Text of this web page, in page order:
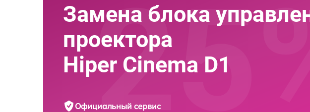
Замена блока
проектора
Hiper Cinema D1
Официальный сервис